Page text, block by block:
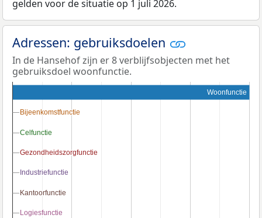
gelden voor de situatie op 1 juli 2026.
Adressen: gebruiksdoelen
In de Hansehof zijn er 8 verblijfsobjecten met het
gebruiksdoel woonfunctie.
Woonfunctie
Bijeenkomstfunctie
Bijeenkomstfunctie
Celfunctie
Celfunctie
Gezondheidszorgfunctie
Gezondheidszorgfunctie
Industriefunctie
Industriefunctie
Kantoorfunctie
Kantoorfunctie
Logiesfunctie
Logiesfunctie